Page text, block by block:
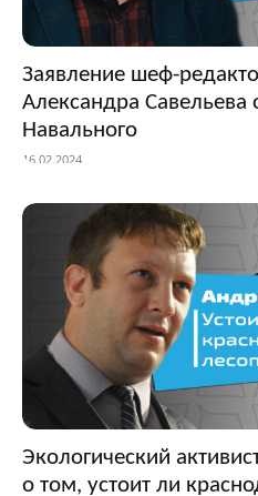
Заявление шеф-
Александра Савельева
Навального
16.02.2024
Экологический
о том, устоит ли